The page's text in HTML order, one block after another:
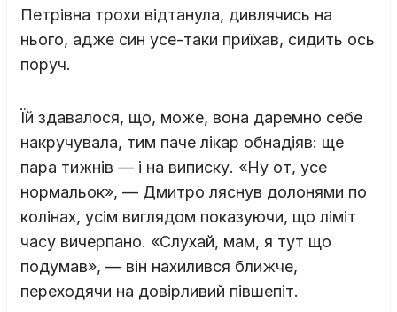
Петрівна трохи відтанула, дивлячись на
нього, адже син усе-таки приїхав, сидить ось
поруч.
Їй здавалося, що, може, вона даремно себе
накручувала, тим паче лікар обнадіяв: ще
пара тижнів — і на виписку. «Ну от, усе
нормальок», — Дмитро ляснув долонями по
колінах, усім виглядом показуючи, що ліміт
часу вичерпано. «Слухай, мам, я тут що
подумав», — він нахилився ближче,
переходячи на довірливий півшепіт.